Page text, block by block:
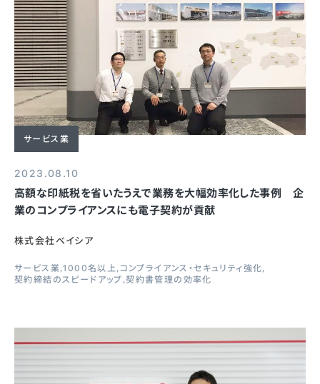
サービス業
2023.08.10
高額な印紙税を省いたうえで業務を大幅効率化した事例 企
業のコンプライアンスにも電子契約が貢献
株式会社ベイシア
サービス業 1000名以上 コンプライアンス・セキュリティ強化
契約締結のスピードアップ 契約書管理の効率化